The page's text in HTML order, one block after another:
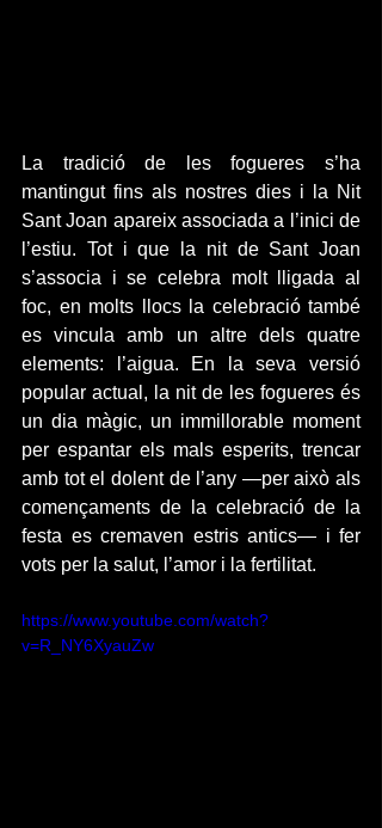
La tradició de les fogueres s’ha
mantingut fins als nostres dies i la Nit
Sant Joan apareix associada a l’inici de
l’estiu. Tot i que la nit de Sant Joan
s’associa i se celebra molt lligada al
foc, en molts llocs la celebració també
es vincula amb un altre dels quatre
elements: l’aigua. En la seva versió
popular actual, la nit de les fogueres és
un dia màgic, un immillorable moment
per espantar els mals esperits, trencar
amb tot el dolent de l’any —per això als
començaments de la celebració de la
festa es cremaven estris antics— i fer
vots per la salut, l’amor i la fertilitat.
https://www.youtube.com/watch?
v=R_NY6XyauZw